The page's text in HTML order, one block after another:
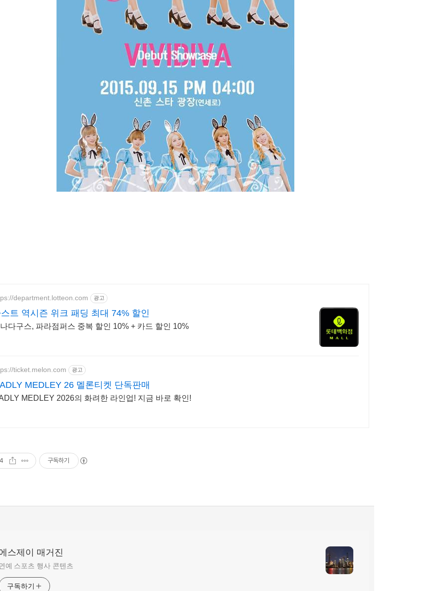
department.lotteon.com 광고
트 역시즌 위크 패딩 최대 74% 할인
다구스, 파라점퍼스 중복 할인 10% + 카드 할인 10%
ticket.melon.com 광고
MEDLEY 26 멜론티켓 단독판매
MEDLEY 2026의 화려한 라인업! 지금 바로 확인!
4 구독하기
스제이 매거진
예 스포츠 행사 콘텐츠
구독하기